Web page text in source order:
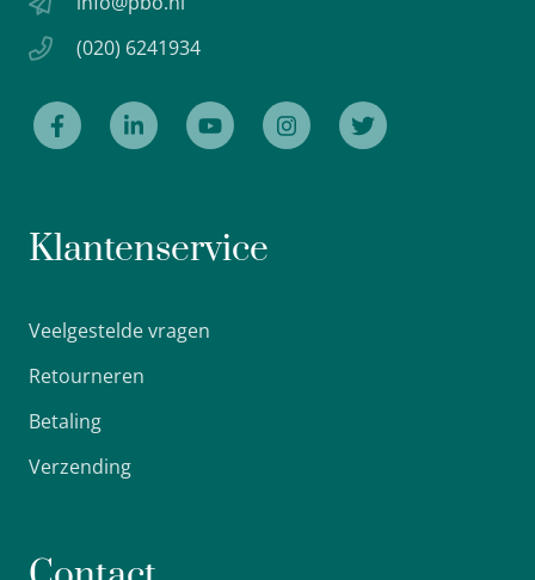
(020) 6241934
Klantenservice
Veelgestelde vragen
Retourneren
Betaling
Verzending